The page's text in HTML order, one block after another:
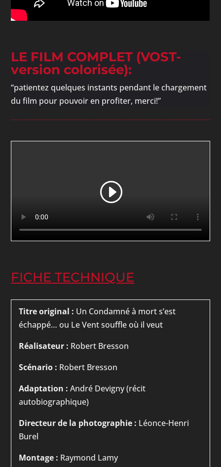
LE FILM COMPLET (VOST-
version colorisée):
“patientez quelques instants pendant le chargement
du film pour pouvoir en profiter, merci!”
FICHE TECHNIQUE
Titre original : Un Condamné à mort s’est
échappé… ou Le Vent souffle où il veut
Réalisateur : Robert Bresson
Scénario : Robert Bresson
Adaptation : André Devigny (récit
autobiographique)
Directeur de la photographie : Léonce-Henri
Burel
Montage : Raymond Lamy